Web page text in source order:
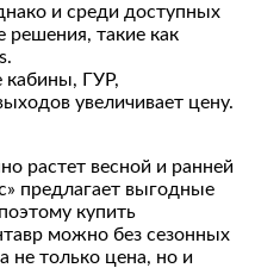
и среди доступных
решения, такие как
кабины, ГУР,
увеличивает цену.
растет весной и ранней
предлагает выгодные
купить
можно без сезонных
не только цена, но и